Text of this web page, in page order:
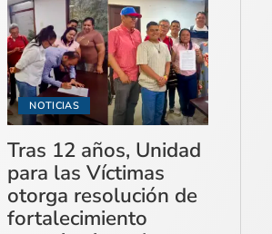
NOTICIAS
Tras 12 años, Unidad
para las Víctimas
otorga resolución de
fortalecimiento